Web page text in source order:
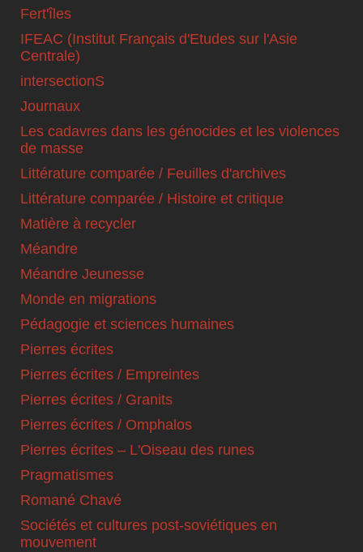
Fert'îles
IFEAC (Institut Français d'Etudes sur l'Asie
Centrale)
intersectionS
Journaux
Les cadavres dans les génocides et les violences
de masse
Littérature comparée / Feuilles d'archives
Littérature comparée / Histoire et critique
Matière à recycler
Méandre
Méandre Jeunesse
Monde en migrations
Pédagogie et sciences humaines
Pierres écrites
Pierres écrites / Empreintes
Pierres écrites / Granits
Pierres écrites / Omphalos
Pierres écrites – L'Oiseau des runes
Pragmatismes
Romané Chavé
Sociétés et cultures post-soviétiques en
mouvement